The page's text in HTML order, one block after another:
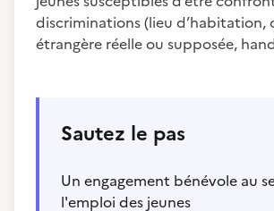
discriminations (lieu d’habitation,
étrangère réelle ou supposée,
Sautez le pas
Un engagement bénévole au
l'emploi des jeunes